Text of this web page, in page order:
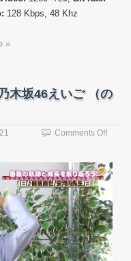
128 Kbps, 48 Khz
»
木坂46えいご （の
Comments Offon
エ
テ
番
組】
乃
木